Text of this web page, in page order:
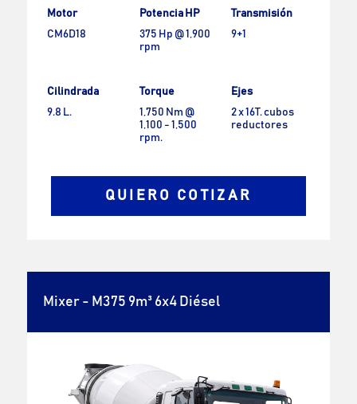
Motor
CM6D18
Potencia HP
375 Hp @ 1,900
rpm
Transmisión
9+1
Cilindrada
9.8 L.
Torque
1,750 Nm @
1,100 - 1,500
rpm.
Ejes
2 x 16T. cubos
reductores
QUIERO COTIZAR
Mixer - M375 9m³ 6x4 Diésel